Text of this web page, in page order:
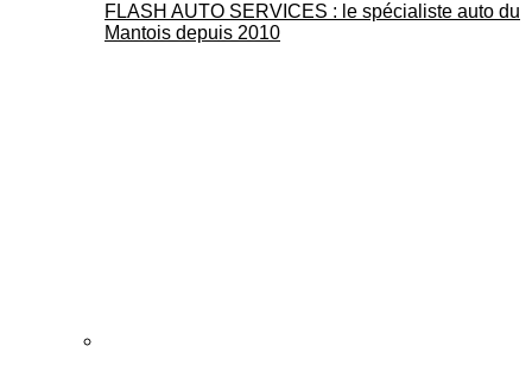
FLASH AUTO SERVICES : le spécialiste auto du
Mantois depuis 2010